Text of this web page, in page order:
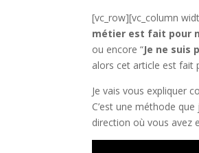
[vc_row][vc_column
métier est fait pour
ou encore “Je ne suis
alors cet article est
Je vais vous expliquer
C’est une méthode
direction où vous avez